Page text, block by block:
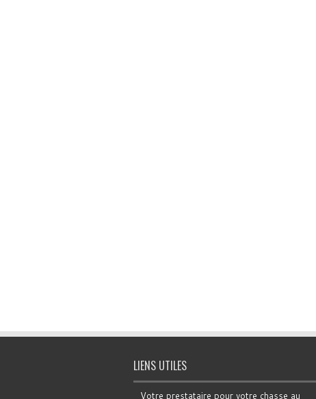
LIENS UTILES
Votre prestataire pour votre chasse au